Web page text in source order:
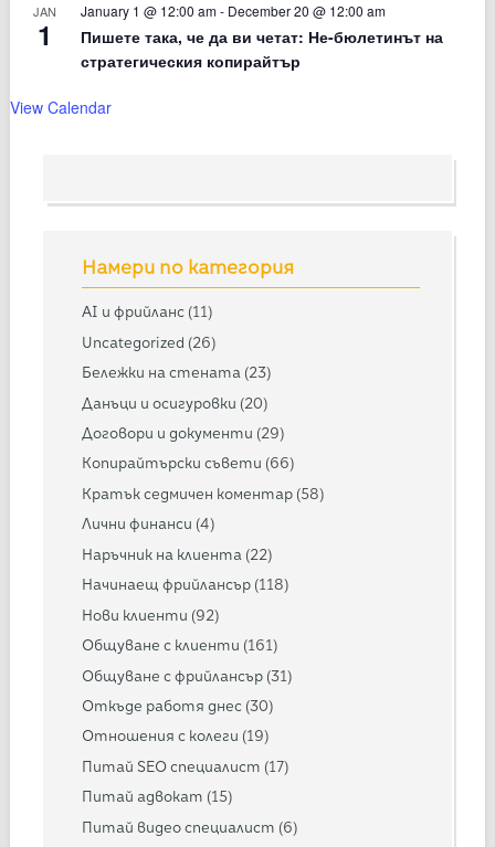
JAN
1
January 1 @ 12:00 am- December 20 @ 12:00 am
Пишете така, че да ви четат: Не-бюлетинът на
стратегическия копирайтър
View Calendar
Намери по категория
AI и фрийланс (11)
Uncategorized (26)
Бележки на стената (23)
Данъци и осигуровки (20)
Договори и документи (29)
Копирайтърски съвети (66)
Кратък седмичен коментар (58)
Лични финанси (4)
Наръчник на клиента (22)
Начинаещ фрийлансър (118)
Нови клиенти (92)
Общуване с клиенти (161)
Общуване с фрийлансър (31)
Откъде работя днес (30)
Отношения с колеги (19)
Питай SEO специалист (17)
Питай адвокат (15)
Питай видео специалист (6)